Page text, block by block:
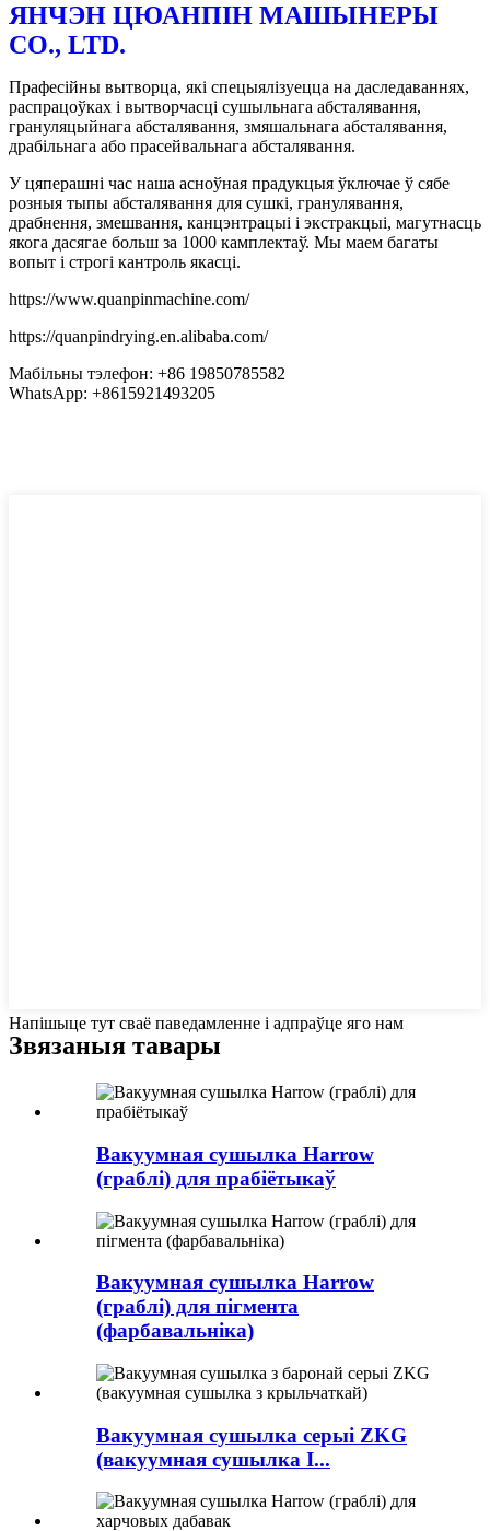
ЯНЧЭН ЦЮАНПІН МАШЫНЕРЫ
CO., LTD.
Прафесійны вытворца, які спецыялізуецца на даследаваннях,
распрацоўках і вытворчасці сушыльнага абсталявання,
грануляцыйнага абсталявання, змяшальнага абсталявання,
драбільнага або прасейвальнага абсталявання.
У цяперашні час наша асноўная прадукцыя ўключае ў сябе
розныя тыпы абсталявання для сушкі, гранулявання,
драбнення, змешвання, канцэнтрацыі і экстракцыі, магутнасць
якога дасягае больш за 1000 камплектаў. Мы маем багаты
вопыт і строгі кантроль якасці.
https://www.quanpinmachine.com/
https://quanpindrying.en.alibaba.com/
Мабільны тэлефон: +86 19850785582
WhatsApp: +8615921493205
Напішыце тут сваё паведамленне і адпраўце яго нам
Звязаныя тавары
Вакуумная сушылка Harrow
(граблі) для прабіётыкаў
Вакуумная сушылка Harrow
(граблі) для пігмента
(фарбавальніка)
Вакуумная сушылка серыі ZKG
(вакуумная сушылка I...